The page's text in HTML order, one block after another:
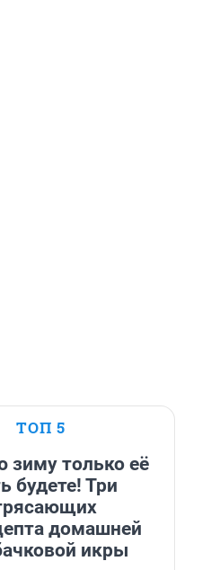
ТОП 5
зиму только её
будете! Три
домашней
икры